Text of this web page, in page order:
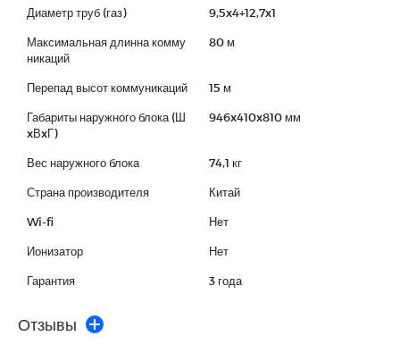
Диаметр труб (газ) 9,5x4+12,7x1
Максимальная длинна комму
никаций
80 м
Перепад высот коммуникаций 15 м
Габариты наружного блока (Ш
xВxГ)
946x410x810 мм
Вес наружного блока 74,1 кг
Страна производителя Китай
Wi-fi Нет
Ионизатор Нет
Гарантия 3 года
Отзывы